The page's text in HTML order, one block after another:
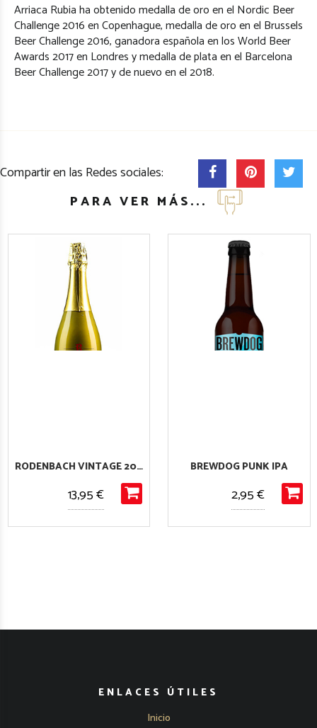
Arriaca Rubia ha obtenido medalla de oro en el Nordic Beer
Challenge 2016 en Copenhague, medalla de oro en el Brussels
Beer Challenge 2016, ganadora española en los World Beer
Awards 2017 en Londres y medalla de plata en el Barcelona
Beer Challenge 2017 y de nuevo en el 2018.
Compartir en las Redes sociales:
PARA VER MÁS...
RODENBACH VINTAGE 2016
13,95 €
BREWDOG PUNK IPA
2,95 €
ENLACES ÚTILES
Inicio